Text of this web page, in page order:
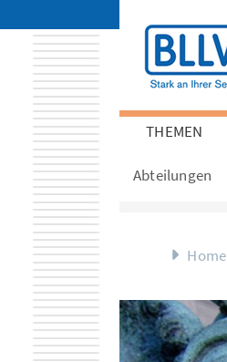
THEMEN
Abteilungen
Home